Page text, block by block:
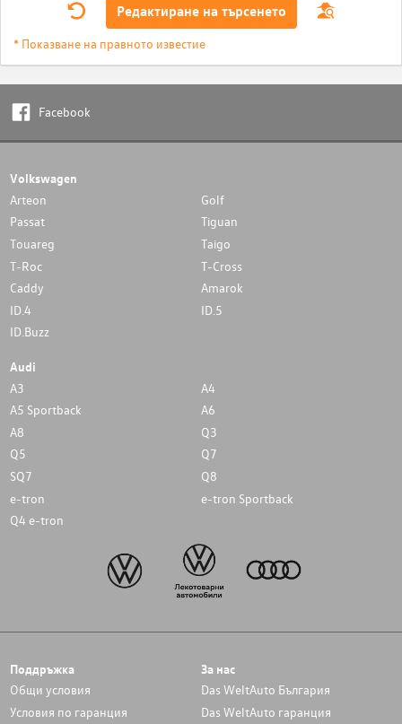
Редактиране на търсенето
* Показване на правното известие
Facebook
Volkswagen
Arteon
Golf
Passat
Tiguan
Touareg
Taigo
T-Roc
T-Cross
Caddy
Amarok
ID.4
ID.5
ID.Buzz
Audi
A3
A4
A5 Sportback
A6
A8
Q3
Q5
Q7
SQ7
Q8
e-tron
e-tron Sportback
Q4 e-tron
Поддръжка
Общи условия
Условия по гаранция
За нас
Das WeltAuto България
Das WeltAuto гаранция